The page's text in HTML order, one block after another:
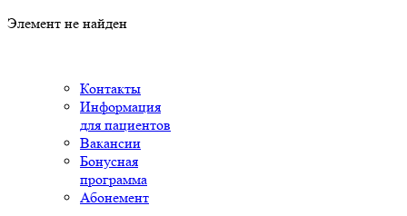
Элемент не найден
Контакты
Информация
для пациентов
Вакансии
Бонусная
программа
Абонемент